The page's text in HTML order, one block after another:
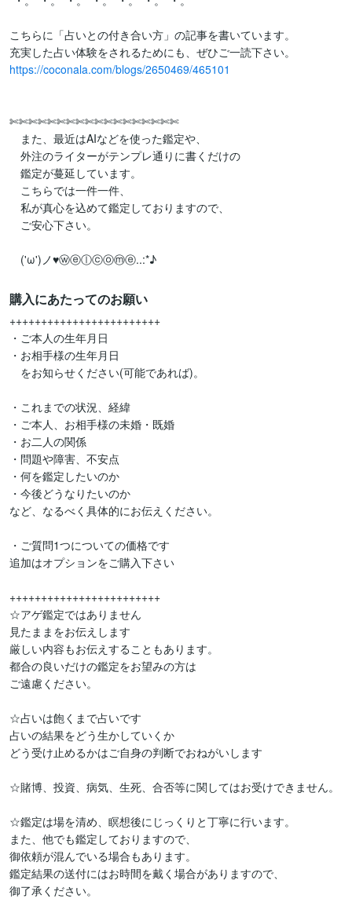
こちらに「占いとの付き合い方」の記事を書いています。
https://coconala.com/blogs/2650469/465101
✄✄✄✄✄✄✄✄✄✄✄✄✄✄✄✄✄✄
また、最近はAIなどを使った鑑定や、
外注のライターがテンプレ通りに書くだけの
鑑定が蔓延しています。
こちらでは一件一件、
私が真心を込めて鑑定しておりますので、
ご安心下さい。
('ω')ノ♥ⓦⓔⓛⓒⓞⓜⓔ..:*♪
購入にあたってのお願い
++++++++++++++++++++++++
・ご本人の生年月日
・お相手様の生年月日
をお知らせください(可能であれば)。
・これまでの状況、経緯
・ご本人、お相手様の未婚・既婚
・お二人の関係
・問題や障害、不安点
・何を鑑定したいのか
・今後どうなりたいのか
など、なるべく具体的にお伝えください。
・ご質問1つについての価格です
追加はオプションをご購入下さい
++++++++++++++++++++++++
☆アゲ鑑定ではありません
見たままをお伝えします
厳しい内容もお伝えすることもあります。
都合の良いだけの鑑定をお望みの方は
ご遠慮ください。
☆占いは飽くまで占いです
占いの結果をどう生かしていくか
どう受け止めるかはご自身の判断でおねがいします
☆賭博、投資、病気、生死、合否等に関してはお受けできません。
☆鑑定は場を清め、瞑想後にじっくりと丁寧に行います。
また、他でも鑑定しておりますので、
御依頼が混んでいる場合もあります。
鑑定結果の送付にはお時間を戴く場合がありますので、
御了承ください。